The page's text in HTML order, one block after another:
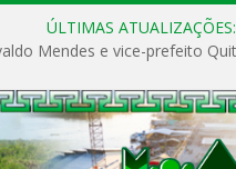
ÚLTIMAS ATUALIZAÇÕES: